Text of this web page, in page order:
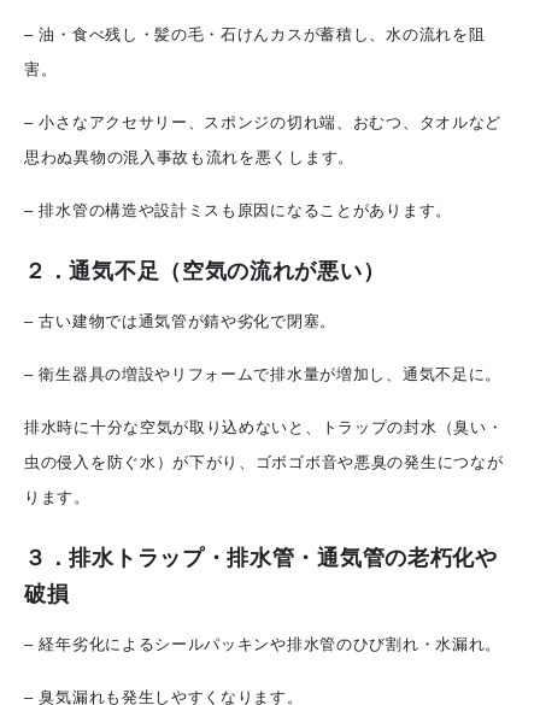
– 油・食べ残し・髪の毛・石けんカスが蓄積し、水の流れを阻
害。
– 小さなアクセサリー、スポンジの切れ端、おむつ、タオルなど
思わぬ異物の混入事故も流れを悪くします。
– 排水管の構造や設計ミスも原因になることがあります。
２．通気不足（空気の流れが悪い）
– 古い建物では通気管が錆や劣化で閉塞。
– 衛生器具の増設やリフォームで排水量が増加し、通気不足に。
排水時に十分な空気が取り込めないと、トラップの封水（臭い・
虫の侵入を防ぐ水）が下がり、ゴボゴボ音や悪臭の発生につなが
ります。
３．排水トラップ・排水管・通気管の老朽化や
破損
– 経年劣化によるシールパッキンや排水管のひび割れ・水漏れ。
– 臭気漏れも発生しやすくなります。